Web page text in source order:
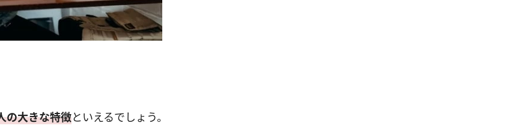
の大きな特徴といえるでしょう。